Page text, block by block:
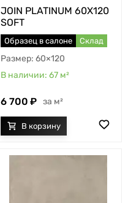
JOIN PLATINUM 60X120
SOFT
Образец в салоне Склад
60×120
67 м²
6 700 м²